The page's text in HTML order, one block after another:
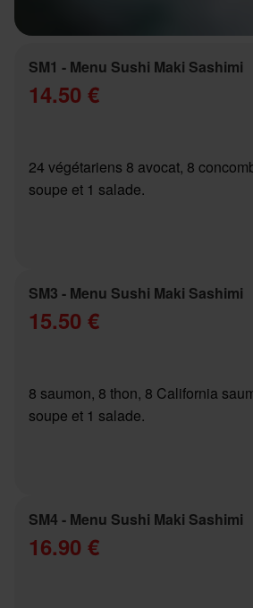
SM1 - Menu Sushi Maki Sashimi
14.50 €
24 végétariens 8 avocat, 8
soupe et 1 salade.
SM3 - Menu Sushi Maki Sashimi
15.50 €
8 saumon, 8 thon, 8 California
soupe et 1 salade.
SM4 - Menu Sushi Maki Sashimi
16.90 €